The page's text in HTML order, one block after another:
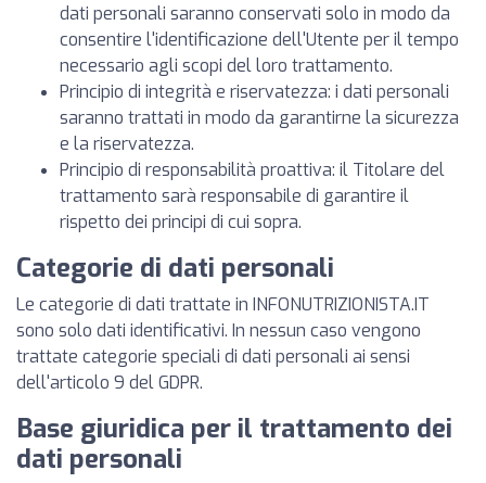
dati personali saranno conservati solo in modo da
consentire l'identificazione dell'Utente per il tempo
necessario agli scopi del loro trattamento.
Principio di integrità e riservatezza: i dati personali
saranno trattati in modo da garantirne la sicurezza
e la riservatezza.
Principio di responsabilità proattiva: il Titolare del
trattamento sarà responsabile di garantire il
rispetto dei principi di cui sopra.
Categorie di dati personali
Le categorie di dati trattate in INFONUTRIZIONISTA.IT
sono solo dati identificativi. In nessun caso vengono
trattate categorie speciali di dati personali ai sensi
dell'articolo 9 del GDPR.
Base giuridica per il trattamento dei
dati personali